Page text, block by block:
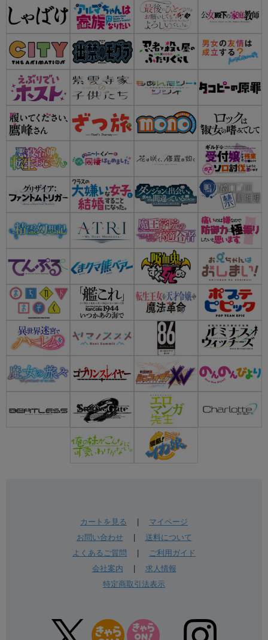
カートを見る
マイページ
お問い合わせ| 送料について
よくあるご質問
ご利用ガイド
会社案内
求人情報
特定商取引法表示